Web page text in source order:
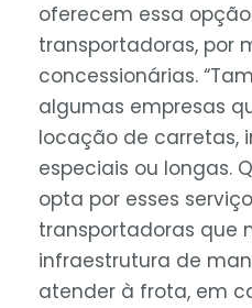
oferecem essa
transportadoras, por
concessionárias.
algumas empresas
locação de carretas,
especiais ou longas.
opta por esses
transportadoras que
infraestrutura de
atender à frota, em